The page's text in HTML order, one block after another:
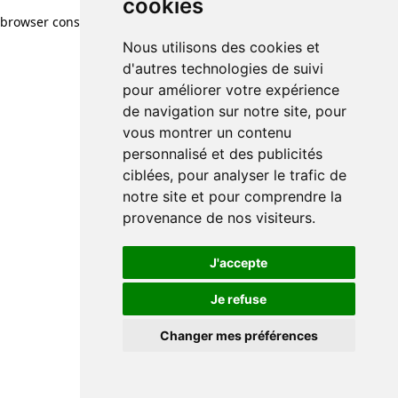
cookies
Nous utilisons des cookies et
d'autres technologies de suivi
pour améliorer votre expérience
de navigation sur notre site, pour
vous montrer un contenu
personnalisé et des publicités
ciblées, pour analyser le trafic de
notre site et pour comprendre la
provenance de nos visiteurs.
J'accepte
Je refuse
Changer mes préférences
browser console for more information)